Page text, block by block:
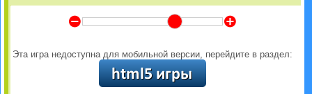
Y Z
Эта игра недоступна для мобильной версии, перейдите в раздел: